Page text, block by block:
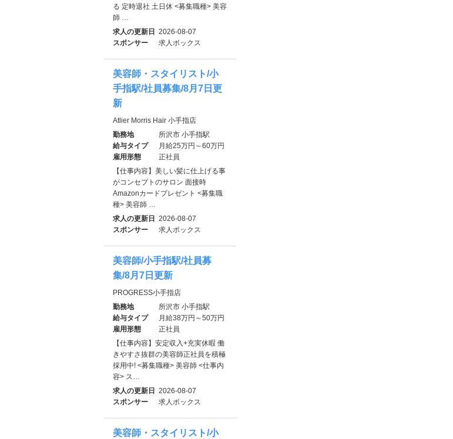
る 定時退社 土日休 <募集職種> 美容
師 …
求人の更新日 2026-08-07
スポンサー
求人ボックス
美容師・スタイリスト/小
手指駅/社員募集/8月7日更
新
Atlier Morris Hair 小手指店
勤務地
所沢市 小手指駅
給与タイプ
月給25万円～60万円
雇用形態
正社員
【仕事内容】美しい髪に仕上げる事
がコンセプトのサロン 面接時
Amazonカードプレゼント <募集職
種> 美容師 …
求人の更新日 2026-08-07
スポンサー
求人ボックス
美容師/小手指駅/社員募
集/8月7日更新
PROGRESS小手指店
勤務地
所沢市 小手指駅
給与タイプ
月給38万円～50万円
雇用形態
正社員
【仕事内容】安定収入+充実休暇 働
きやすさ抜群の美容師正社員を積極
採用中! <募集職種> 美容師 <仕事内
容> ス…
求人の更新日 2026-08-07
スポンサー
求人ボックス
美容師・スタイリスト/小